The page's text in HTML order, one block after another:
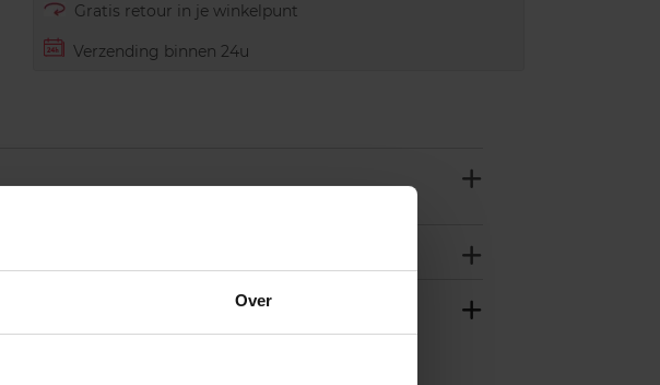
Over
Gratis retour in je winkelpunt
Verzending binnen 24u